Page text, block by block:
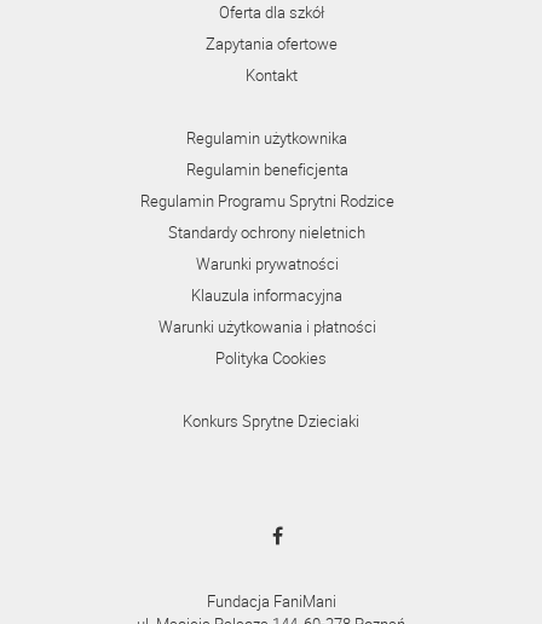
Oferta dla szkół
Zapytania ofertowe
Kontakt
Regulamin użytkownika
Regulamin beneficjenta
Regulamin Programu Sprytni Rodzice
Standardy ochrony nieletnich
Warunki prywatności
Klauzula informacyjna
Warunki użytkowania i płatności
Polityka Cookies
Konkurs Sprytne Dzieciaki
Fundacja FaniMani